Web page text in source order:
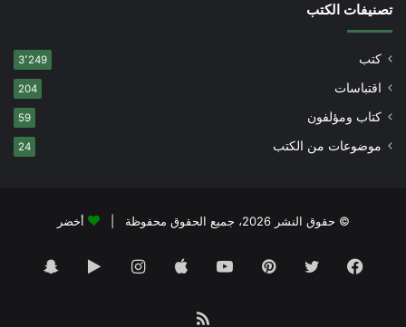
تصنيفات الكتب
كتب 3٬249
اقتباسات 204
كتاب ومؤلفون 59
موضوعات من الكتب 24
© حقوق النشر 2026، جميع الحقوق محفوظة | أخضر
فيسبوك تويتر بينتيريستيوتيوب انستقرام‏Google
ملخص